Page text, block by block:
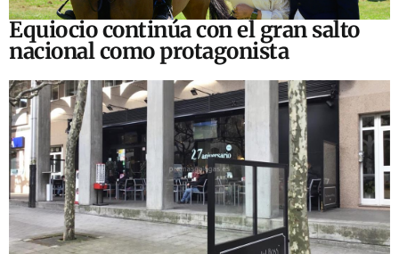
Equiocio continúa con el gran salto
nacional como protagonista